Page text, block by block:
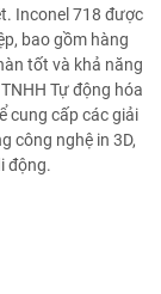
Inconel 718 được
bao gồm hàng
tốt và khả năng
Tự động hóa
cung cấp các giải
công nghệ in 3D,
động.